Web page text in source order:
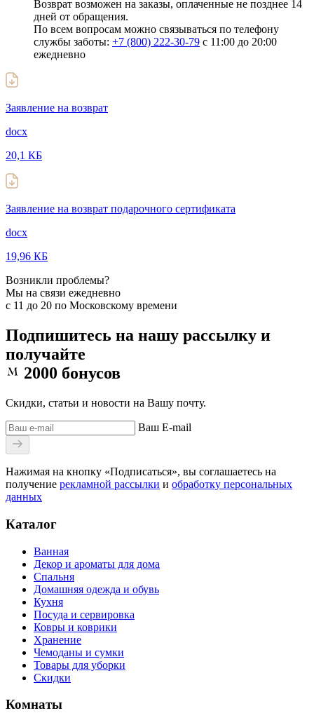
Возврат возможен на заказы, оплаченные не позднее 14
дней от обращения.
По всем вопросам можно связываться по телефону
службы заботы: +7 (800) 222-30-79 с 11:00 до 20:00
ежедневно
Заявление на возврат
docx
20,1 КБ
Заявление на возврат подарочного сертификата
docx
19,96 КБ
Возникли проблемы?
Мы на связи ежедневно
с 11 до 20 по Московскому времени
Подпишитесь на нашу рассылку и
получайте
2000 бонусов
Скидки, статьи и новости на Вашу почту.
Ваш E-mail
Нажимая на кнопку «Подписаться», вы соглашаетесь на
получение рекламной рассылки и обработку персональных
данных
Каталог
Ванная
Декор и ароматы для дома
Спальня
Домашняя одежда и обувь
Кухня
Посуда и сервировка
Ковры и коврики
Хранение
Чемоданы и сумки
Товары для уборки
Скидки
Комнаты